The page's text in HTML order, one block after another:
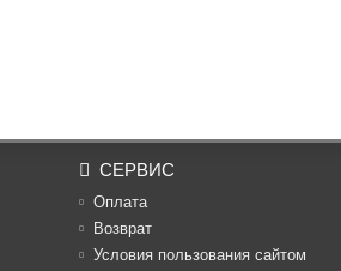
СЕРВИС
Оплата
Возврат
Условия пользования сайтом